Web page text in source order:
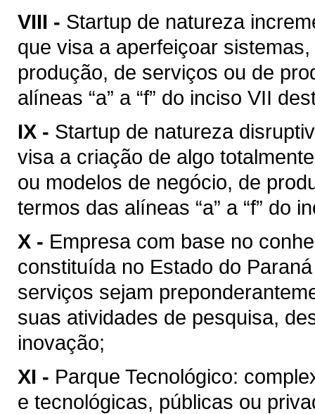
VIII - Startup de natureza
que visa a aperfeiçoar
produção, de serviços ou de
alíneas “a” a “f” do inciso VII
IX - Startup de natureza
visa a criação de algo
ou modelos de negócio, de
termos das alíneas “a” a “f” do
X - Empresa com base no
constituída no Estado do
serviços sejam
suas atividades de pesquisa,
inovação;
XI - Parque Tecnológico:
e tecnológicas, públicas ou